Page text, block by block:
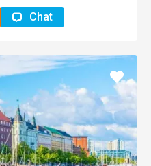
Chat
Pridať
do